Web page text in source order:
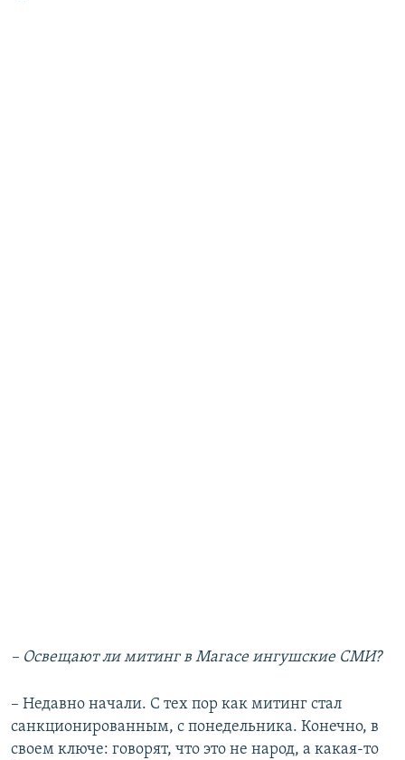
– Освещают ли митинг в Магасе ингушские СМИ?
– Недавно начали. С тех пор как митинг стал
санкционированным, с понедельника. Конечно, в
своем ключе: говорят, что это не народ, а какая-то